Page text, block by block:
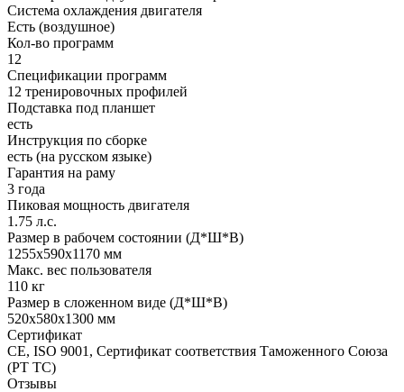
Система охлаждения двигателя
Есть (воздушное)
Кол-во программ
12
Спецификации программ
12 тренировочных профилей
Подставка под планшет
есть
Инструкция по сборке
есть (на русском языке)
Гарантия на раму
3 года
Пиковая мощность двигателя
1.75 л.с.
Размер в рабочем состоянии (Д*Ш*В)
1255x590x1170 мм
Макс. вес пользователя
110 кг
Размер в сложенном виде (Д*Ш*В)
520x580x1300 мм
Сертификат
CE, ISO 9001, Сертификат соответствия Таможенного Союза
(РТ ТС)
Отзывы